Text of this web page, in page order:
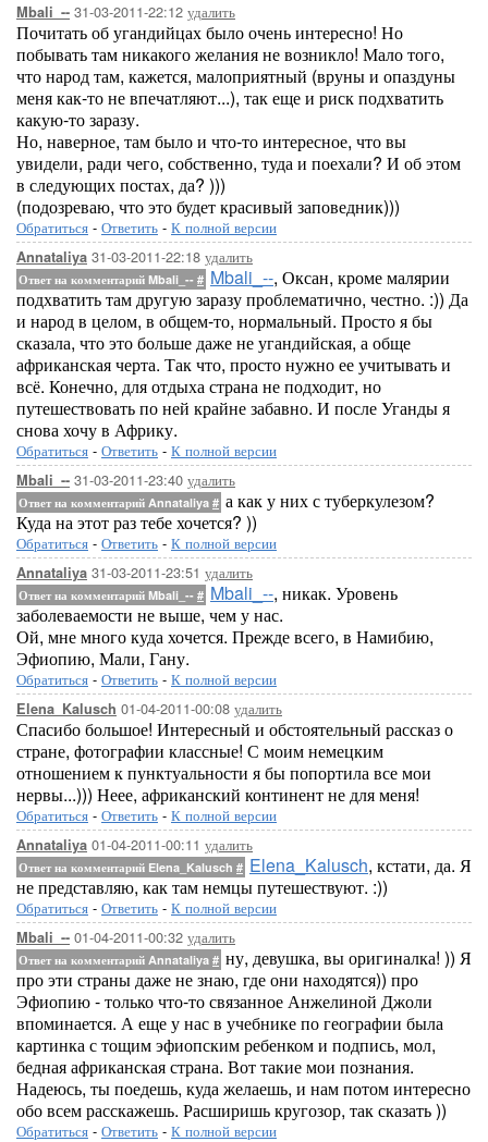
Mbali_-- 31-03-2011-22:12 удалить
Почитать об угандийцах было очень интересно! Но
побывать там никакого желания не возникло! Мало того,
что народ там, кажется, малоприятный (вруны и опаздуны
меня как-то не впечатляют...), так еще и риск подхватить
какую-то заразу.
Но, наверное, там было и что-то интересное, что вы
увидели, ради чего, собственно, туда и поехали? И об этом
в следующих постах, да? )))
(подозреваю, что это будет красивый заповедник)))
Обратиться - Ответить - К полной версии
Annataliya 31-03-2011-22:18 удалить
Ответ на комментарий Mbali_-- # Mbali_--, Оксан, кроме малярии
подхватить там другую заразу проблематично, честно. :)) Да
и народ в целом, в общем-то, нормальный. Просто я бы
сказала, что это больше даже не угандийская, а обще
африканская черта. Так что, просто нужно ее учитывать и
всё. Конечно, для отдыха страна не подходит, но
путешествовать по ней крайне забавно. И после Уганды я
снова хочу в Африку.
Обратиться - Ответить - К полной версии
Mbali_-- 31-03-2011-23:40 удалить
Ответ на комментарий Annataliya # а как у них с туберкулезом?
Куда на этот раз тебе хочется? ))
Обратиться - Ответить - К полной версии
Annataliya 31-03-2011-23:51 удалить
Ответ на комментарий Mbali_-- # Mbali_--, никак. Уровень
заболеваемости не выше, чем у нас.
Ой, мне много куда хочется. Прежде всего, в Намибию,
Эфиопию, Мали, Гану.
Обратиться - Ответить - К полной версии
Elena_Kalusch 01-04-2011-00:08 удалить
Спасибо большое! Интересный и обстоятельный рассказ о
стране, фотографии классные! С моим немецким
отношением к пунктуальности я бы попортила все мои
нервы...))) Неее, африканский континент не для меня!
Обратиться - Ответить - К полной версии
Annataliya 01-04-2011-00:11 удалить
Ответ на комментарий Elena_Kalusch # Elena_Kalusch, кстати, да. Я
не представляю, как там немцы путешествуют. :))
Обратиться - Ответить - К полной версии
Mbali_-- 01-04-2011-00:32 удалить
Ответ на комментарий Annataliya # ну, девушка, вы оригиналка! )) Я
про эти страны даже не знаю, где они находятся)) про
Эфиопию - только что-то связанное Анжелиной Джоли
впоминается. А еще у нас в учебнике по географии была
картинка с тощим эфиопским ребенком и подпись, мол,
бедная африканская страна. Вот такие мои познания.
Надеюсь, ты поедешь, куда желаешь, и нам потом интересно
обо всем расскажешь. Расширишь кругозор, так сказать ))
Обратиться - Ответить - К полной версии